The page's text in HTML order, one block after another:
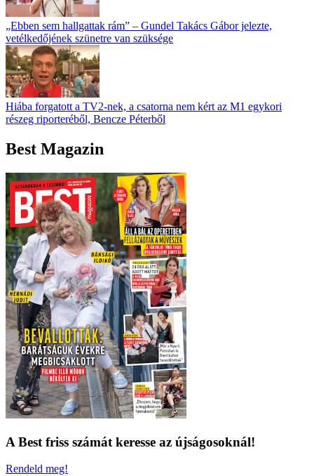
„Ebben sem hallgattak rám” – Gundel Takács Gábor jelezte,
vetélkedőjének szünetre van szüksége
Hiába forgatott a TV2-nek, a csatorna nem kért az M1 egykori
részeg riporteréből, Bencze Péterből
Best Magazin
A Best friss számát keresse az újságosoknál!
Rendeld meg!